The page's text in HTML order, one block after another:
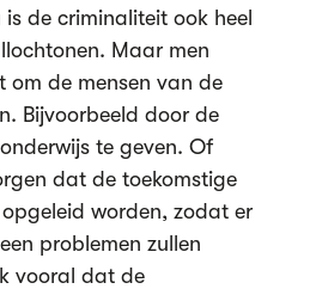
de criminaliteit ook heel
Maar men
om de mensen van de
Bijvoorbeeld door de
te geven. Of
dat de toekomstige
worden, zodat er
problemen zullen
vooral dat de